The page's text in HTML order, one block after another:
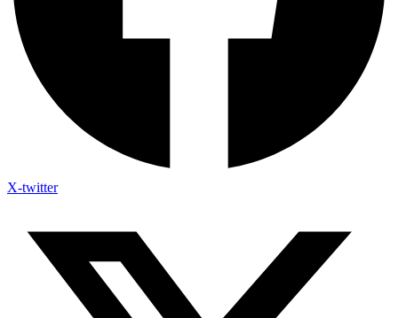
X-twitter